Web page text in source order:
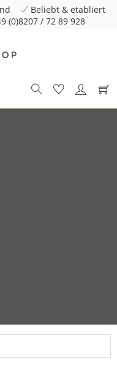
Beliebt & etabliert
(0)8207 / 72 89 928